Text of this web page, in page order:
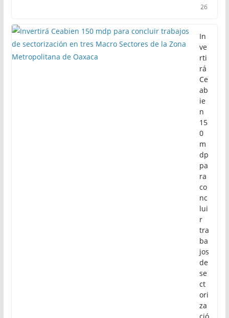
6
ost
o
de
20
26
In
ve
rti
rá
Ce
ab
ie
n
15
0
m
dp
pa
ra
co
nc
lui
r
tra